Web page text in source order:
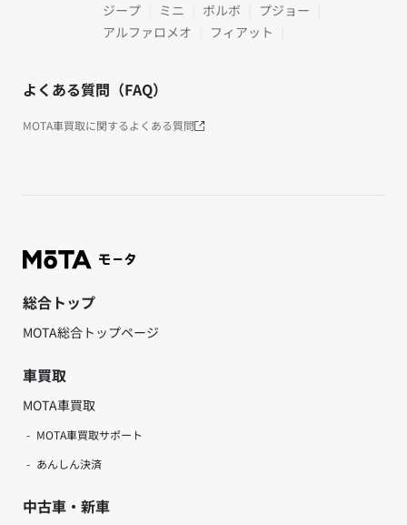
ジープ
ミニ ボルボ
プジョー
アルファロメオ
フィアット
よくある質問（FAQ）
MOTA車買取に関するよくある質問
総合トップ
MOTA総合トップページ
車買取
MOTA車買取
MOTA車買取サポート
あんしん決済
中古車・新車